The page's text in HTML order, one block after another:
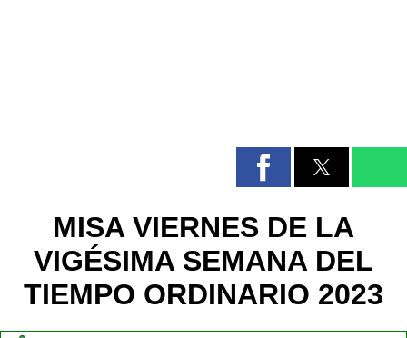
MISA VIERNES DE LA
VIGÉSIMA SEMANA DEL
TIEMPO ORDINARIO 2023